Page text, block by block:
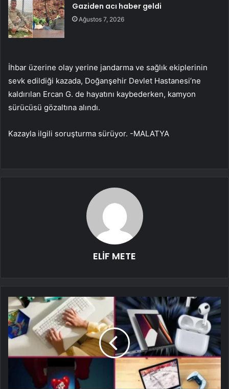
Gaziden acı haber geldi
Ağustos 7, 2026
İhbar üzerine olay yerine jandarma ve sağlık ekiplerinin
sevk edildiği kazada, Doğanşehir Devlet Hastanesi’ne
kaldırılan Ercan G. de hayatını kaybederken, kamyon
sürücüsü gözaltına alındı.
Kazayla ilgili soruşturma sürüyor. -MALATYA
ELİF METE